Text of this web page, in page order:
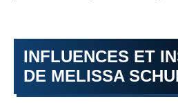
INFLUENCES ET
DE MELISSA